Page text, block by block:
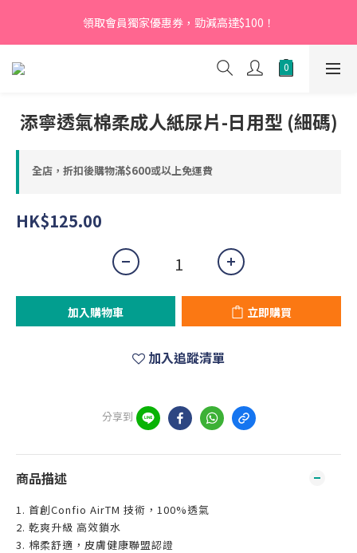
【新會員】即日起至2026月12月31日，首次下單輸入優惠碼
「NEW95」即可享95折
領取會員獨家優惠券，勁減高達$100！
【新會員】即日起至2026月12月31日，首次下單輸入優惠碼
「NEW95」即可享95折
添寧透氣棉柔成人紙尿片-日用型 (細碼)
全店，折扣後購物滿$600或以上免運費
HK$125.00
加入購物車 立即購買
加入追蹤清單
分享到
商品描述
1. 首創Confio AirTM 技術，100%透氣
2. 乾爽升級 高效鎖水
3. 棉柔舒適，皮膚健康聯盟認證